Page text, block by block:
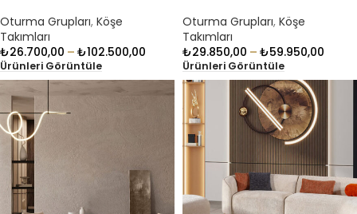
Oturma Grupları, Köşe
Takımları
₺26.700,00 – ₺102.500,00
Ürünleri Görüntüle
Oturma Grupları, Köşe
Takımları
₺29.850,00 – ₺59.950,00
Ürünleri Görüntüle